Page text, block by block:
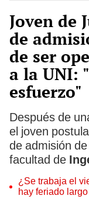
Joven de
de
de ser
a la UNI:
esfuerzo"
Después de
el joven
de admisión
facultad de
¿Se trabaja el
hay feriado